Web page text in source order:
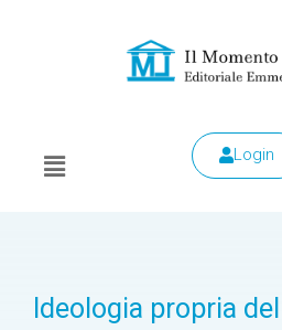
Login
Ideologia propria